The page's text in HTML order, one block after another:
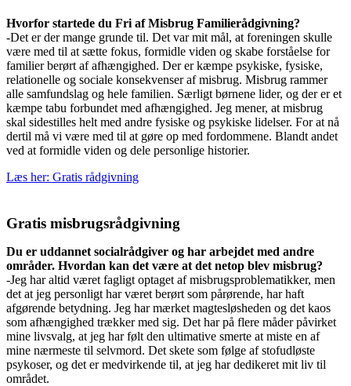
Hvorfor startede du Fri af Misbrug Familierådgivning?
-Det er der mange grunde til. Det var mit mål, at foreningen skulle
være med til at sætte fokus, formidle viden og skabe forståelse for
familier berørt af afhængighed. Der er kæmpe psykiske, fysiske,
relationelle og sociale konsekvenser af misbrug. Misbrug rammer
alle samfundslag og hele familien. Særligt børnene lider, og der er et
kæmpe tabu forbundet med afhængighed. Jeg mener, at misbrug
skal sidestilles helt med andre fysiske og psykiske lidelser. For at nå
dertil må vi være med til at gøre op med fordommene. Blandt andet
ved at formidle viden og dele personlige historier.
Læs her: Gratis rådgivning
Gratis misbrugsrådgivning
Du er uddannet socialrådgiver og har arbejdet med andre
områder. Hvordan kan det være at det netop blev misbrug?
-Jeg har altid været fagligt optaget af misbrugsproblematikker, men
det at jeg personligt har været berørt som pårørende, har haft
afgørende betydning. Jeg har mærket magtesløsheden og det kaos
som afhængighed trækker med sig. Det har på flere måder påvirket
mine livsvalg, at jeg har følt den ultimative smerte at miste en af
mine nærmeste til selvmord. Det skete som følge af stofudløste
psykoser, og det er medvirkende til, at jeg har dedikeret mit liv til
området.